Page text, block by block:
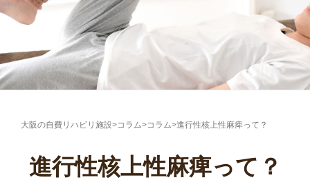
大阪の自費リハビリ施設>コラム>コラム>進行性核上性麻痺って？
進行性核上性麻痺って？